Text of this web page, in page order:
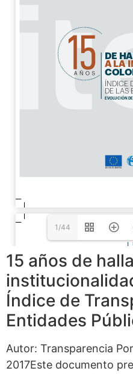
1/44
15 años de
Índice de
Entidades
Autor: Transparencia
2017Este documento